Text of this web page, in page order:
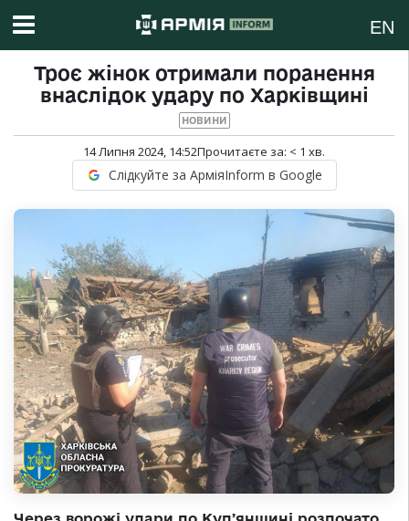
EN
Троє жінок отримали поранення
внаслідок удару по Харківщині
НОВИНИ
14 Липня 2024, 14:52Прочитаєте за: < 1 хв.
Слідкуйте за АрміяInform в Google